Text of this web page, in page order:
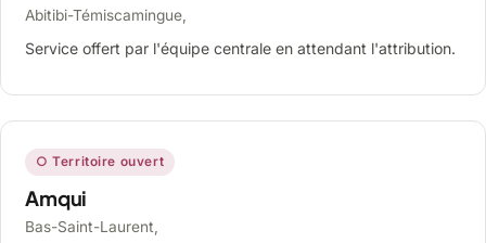
Abitibi-Témiscamingue,
Service offert par l'équipe centrale en attendant l'attribution.
○ Territoire ouvert
Amqui
Bas-Saint-Laurent,